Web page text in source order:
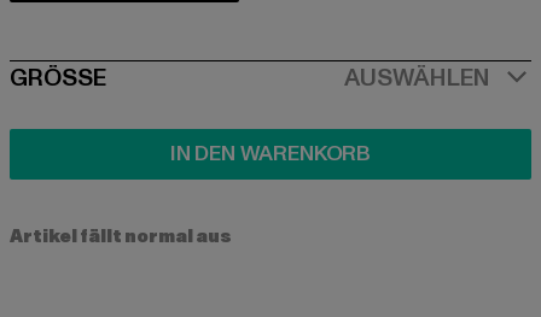
SIZE
GRÖSSE AUSWÄHLEN
IN DEN WARENKORB
Artikel fällt normal aus